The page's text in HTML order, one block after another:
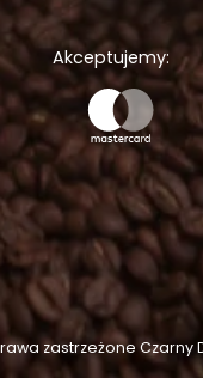
Akceptujemy:
zastrzeżone Czarny